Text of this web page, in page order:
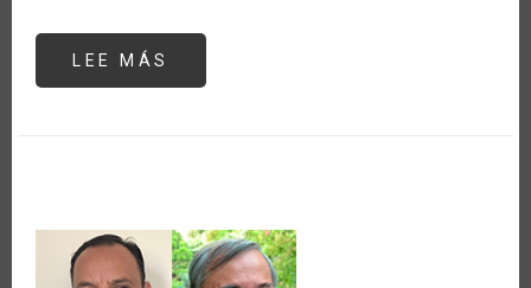
LEE MÁS
SECURITY